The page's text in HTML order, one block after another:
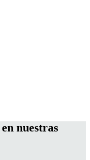
nuestras